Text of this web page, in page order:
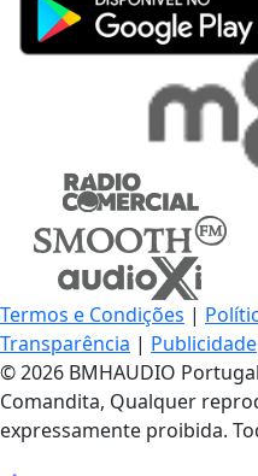
Termos e Condições |
Transparência | Publicidade
© 2026 BMHAUDIO
Comandita, Qualquer
expressamente proibida.